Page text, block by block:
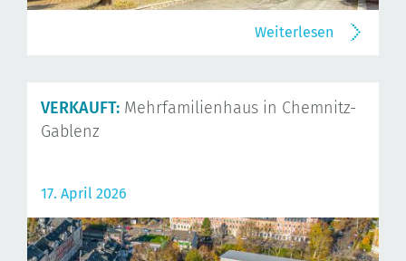
Weiterlesen
VERKAUFT: Mehrfamilienhaus in Chemnitz-
Gablenz
17. April 2026